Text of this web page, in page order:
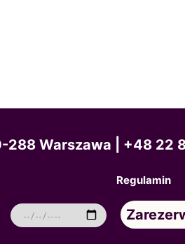
288 Warszawa | +48 22
Regulamin